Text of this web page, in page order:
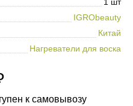
IGRObeauty
Китай
Нагреватели для воска
к самовывозу